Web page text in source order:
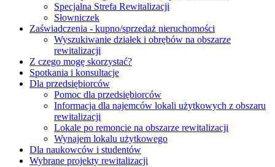
Specjalna Strefa Rewitalizacji
Słowniczek
Zaświadczenia - kupno/sprzedaż nieruchomości
Wyszukiwanie działek i obrębów na obszarze
rewitalizacji
Z czego mogę skorzystać?
Spotkania i konsultacje
Dla przedsiębiorców
Pomoc dla przedsiębiorców
Informacja dla najemców lokali użytkowych z obszaru
rewitalizacji
Lokale po remoncie na obszarze rewitalizacji
Wynajem lokalu użytkowego
Dla naukowców i studentów
Wybrane projekty rewitalizacji